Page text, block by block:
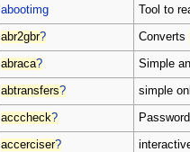
abootimg Tool to
abr2gbr? Converts
abraca? Simple
abtransfers? simple
acccheck?
accerciser?